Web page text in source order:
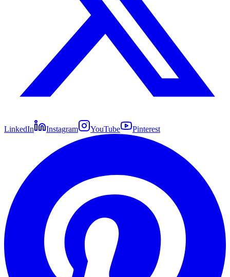
LinkedIn Instagram YouTube Pinterest